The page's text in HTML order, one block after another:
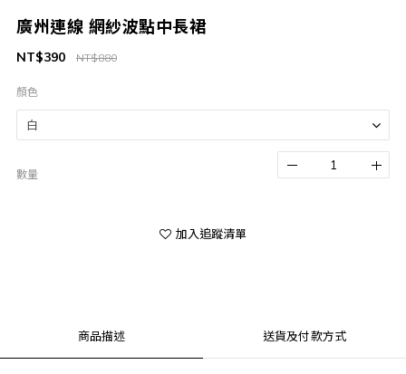
廣州連線 網紗波點中長裙
NT$880
NT$390
顏色
數量
加入追蹤清單
商品描述 送貨及付款方式